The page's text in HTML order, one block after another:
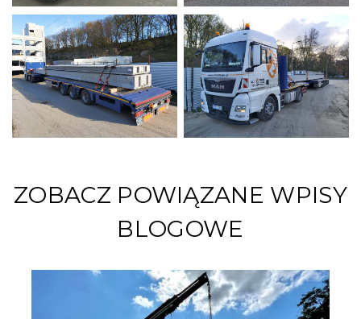
ZOBACZ POWIĄZANE WPISY
BLOGOWE